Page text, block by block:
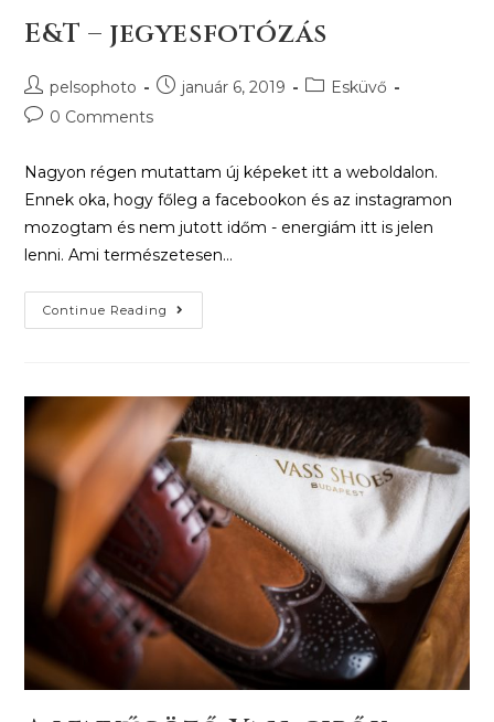
E&T – jegyesfotózás
pelsophoto január 6, 2019
Esküvő
0 Comments
Nagyon régen mutattam új képeket itt a weboldalon.
Ennek oka, hogy főleg a facebookon és az instagramon
mozogtam és nem jutott időm - energiám itt is jelen
lenni. Ami természetesen…
Continue Reading